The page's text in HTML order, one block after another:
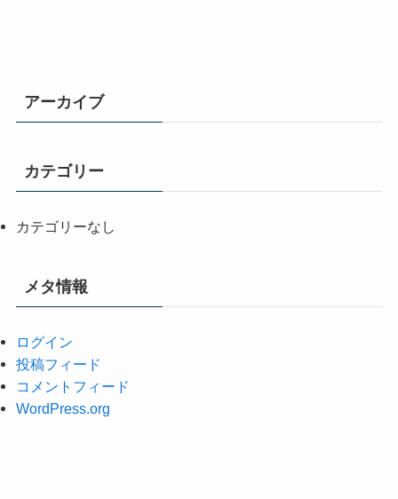
アーカイブ
カテゴリー
カテゴリーなし
メタ情報
ログイン
投稿フィード
コメントフィード
WordPress.org